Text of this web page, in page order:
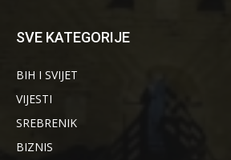
SVE KATEGORIJE
BIH I SVIJET
VIJESTI
SREBRENIK
BIZNIS